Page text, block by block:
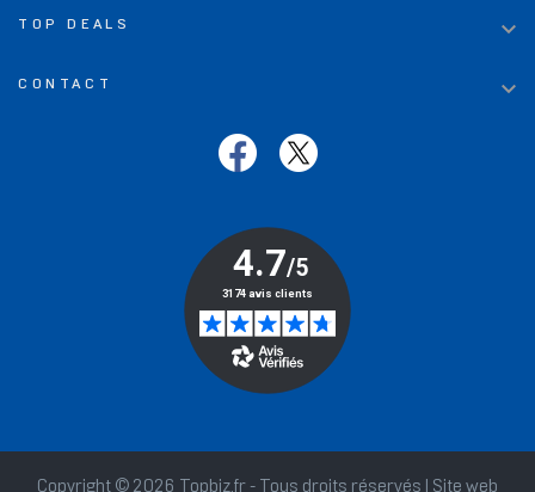
TOP DEALS 
CONTACT 
Copyright © 2026 Topbiz.fr - Tous droits réservés | Site web